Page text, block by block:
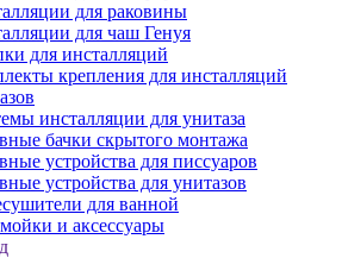
для раковины
для чаш Генуя
для инсталляций
крепления для инсталляций
инсталляции для унитаза
бачки скрытого монтажа
устройства для писсуаров
устройства для унитазов
для ванной
и аксессуары